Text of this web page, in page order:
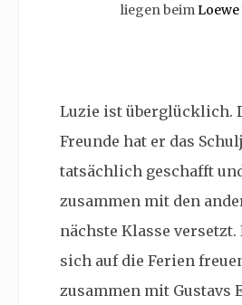
liegen beimLoewe
Luzie ist überglücklich.
Freunde hat er das
tatsächlich geschafft
zusammen mit den
nächste Klasse versetzt.
sich auf die Ferien
zusammen mit Gustavs